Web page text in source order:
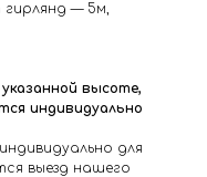
гирлянд — 5м,
высоте,
индивидуально
для
выезд нашего